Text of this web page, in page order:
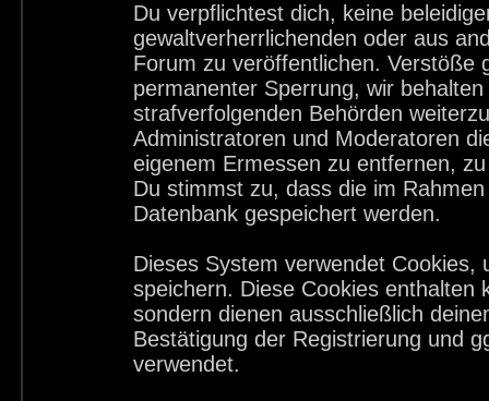
Du verpflichtest dich, keine
gewaltverherrlichenden oder aus
Forum zu veröffentlichen. Verstöße
permanenter Sperrung, wir
strafverfolgenden Behörden
Administratoren und Moderatoren
eigenem Ermessen zu entfernen,
Du stimmst zu, dass die im
Datenbank gespeichert werden.
Dieses System verwendet
speichern. Diese Cookies enthalten
sondern dienen ausschließlich
Bestätigung der Registrierung und
verwendet.